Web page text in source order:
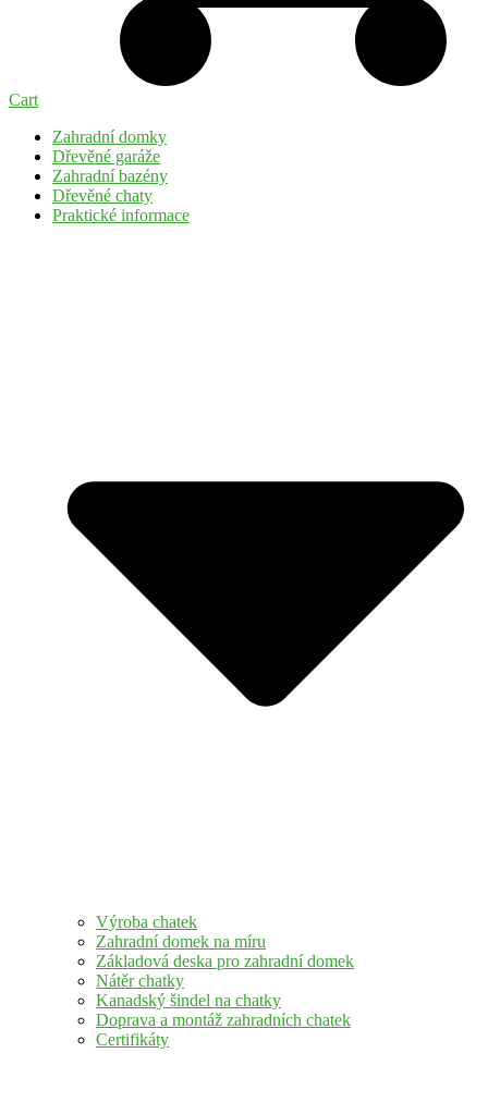
Cart
Zahradní domky
Dřevěné garáže
Zahradní bazény
Dřevěné chaty
Praktické informace
Výroba chatek
Zahradní domek na míru
Základová deska pro zahradní domek
Nátěr chatky
Kanadský šindel na chatky
Doprava a montáž zahradních chatek
Certifikáty